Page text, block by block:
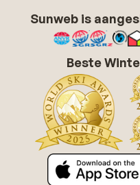
Sunweb is
Beste